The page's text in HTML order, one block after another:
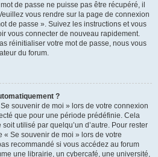
de passe ne puisse pas être récupéré, il
vous rendre sur la page de connexion
de passe ». Suivez les instructions et vous
vous connecter de nouveau rapidement.
réinitialiser votre mot de passe, nous vous
du forum.
?
souvenir de moi » lors de votre connexion
que pour une période prédéfinie. Cela
utilisé par quelqu’un d’autre. Pour rester
Se souvenir de moi » lors de votre
recommandé si vous accédez au forum
une librairie, un cybercafé, une université,